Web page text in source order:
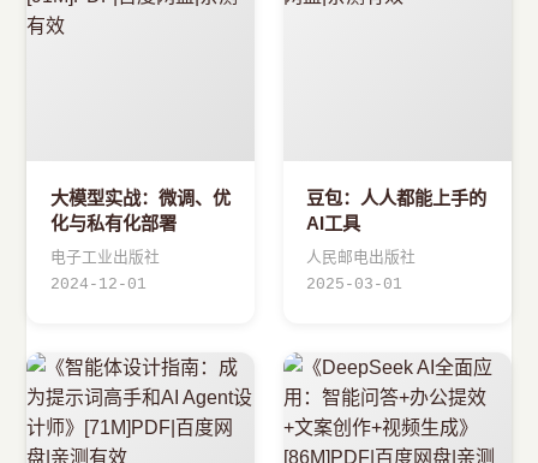
大模型实战：微调、优
化与私有化部署
电子工业出版社
2024-12-01
豆包：人人都能上手的
AI工具
人民邮电出版社
2025-03-01